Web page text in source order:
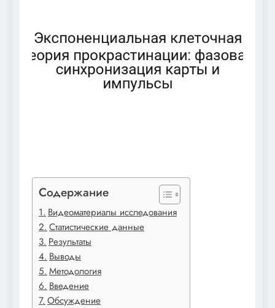
Содержание
Видеоматериалы исследования
Статистические данные
Результаты
Выводы
Методология
Введение
Обсуждение